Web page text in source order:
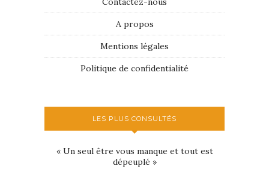
A propos
Mentions légales
Politique de confidentialité
LES PLUS CONSULTÉS
« Un seul être vous manque et tout est
dépeuplé »